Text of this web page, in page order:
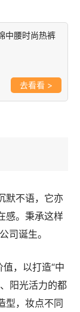
中腰时尚热裤
>
默不语，它亦
感。秉承这样
司诞生。
，以打造“中
阳光活力的都
型，妆点不同